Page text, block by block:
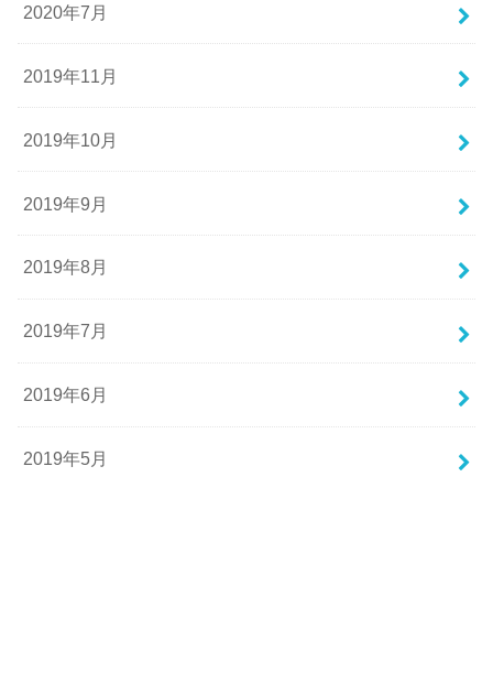
2020年7月
2019年11月
2019年10月
2019年9月
2019年8月
2019年7月
2019年6月
2019年5月